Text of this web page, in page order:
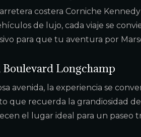
costera Corniche
de lujo, cada viaje se
para que tu aventura por
Boulevard Longchamp
avenida, la experiencia se
recuerda la grandiosidad de
el lugar ideal para un paseo